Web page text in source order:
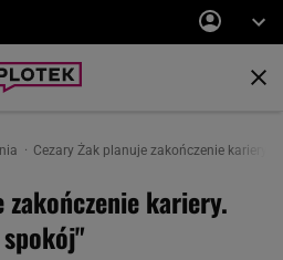
Cezary Żak planuje zakończenie kariery.
zakończenie kariery.